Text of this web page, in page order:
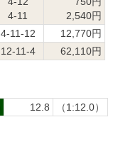
4-11
2,540円
4-11-12
12,770円
12-11-4 62,110円
12.8 （1:12.0）